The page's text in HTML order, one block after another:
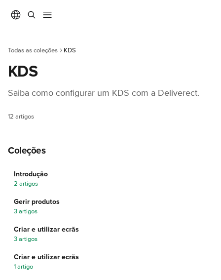
Todas as coleções KDS
KDS
Saiba como configurar um KDS com a Deliverect.
12 artigos
Coleções
Introdução
2 artigos
Gerir produtos
3 artigos
Criar e utilizar ecrãs
3 artigos
Criar e utilizar ecrãs
1 artigo